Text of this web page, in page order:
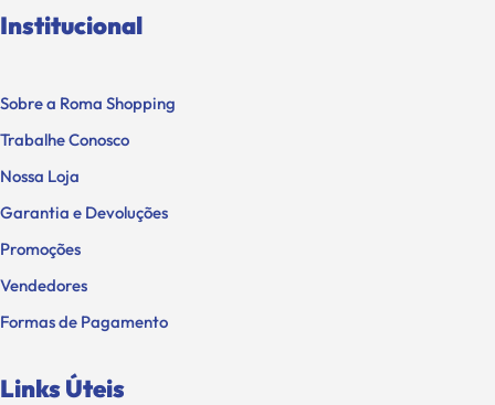
Institucional
Sobre a Roma Shopping
Trabalhe Conosco
Nossa Loja
Garantia e Devoluções
Promoções
Vendedores
Formas de Pagamento
Links Úteis